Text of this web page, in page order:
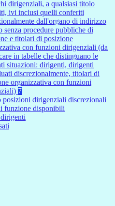
dirigenziali, a qualsiasi titolo
ivi inclusi quelli conferiti
dall'organo di indirizzo
senza procedure pubbliche di
e titolari di posizione
con funzioni dirigenziali (da
in tabelle che distinguano le
situazioni: dirigenti, dirigenti
discrezionalmente, titolari di
organizzativa con funzioni
7
posizioni dirigenziali discrezionali
funzione disponibili